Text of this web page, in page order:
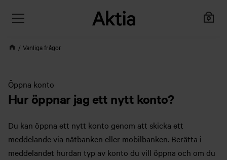
Vanliga frågor
Öppna konto
Hur öppnar jag ett nytt konto?
Du kan öppna ett nytt konto genom att skicka ett
meddelande via nätbanken eller mobilbanken. Berätta i
meddelandet hurdan typ av konto du vill öppna och om du